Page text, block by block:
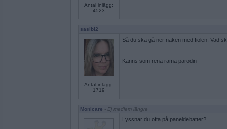
Antal inlägg:
4523
sasibi2
Antal inlägg:
1719
Så du ska gå ner naken med fiolen. Vad
Känns som rena rama parodin
Monicare - Ej medlem längre
Lyssnar du ofta på paneldebatter?